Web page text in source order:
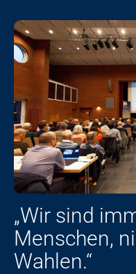
„Wir sind
Menschen,
Wahlen.“